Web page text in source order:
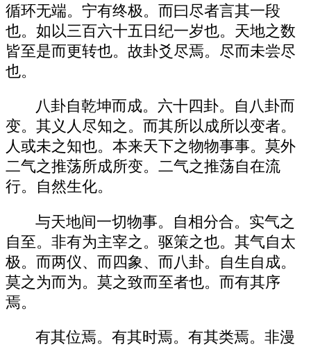
循环无端。宁有终极。而曰尽者言其一段
也。如以三百六十五日纪一岁也。天地之数
皆至是而更转也。故卦爻尽焉。尽而未尝尽
也。
八卦自乾坤而成。六十四卦。自八卦而
变。其义人尽知之。而其所以成所以变者。
人或未之知也。本来天下之物物事事。莫外
二气之推荡所成所变。二气之推荡自在流
行。自然生化。
与天地间一切物事。自相分合。实气之
自至。非有为主宰之。驱策之也。其气自太
极。而两仪、而四象、而八卦。自生自成。
莫之为而为。莫之致而至者也。而有其序
焉。
有其位焉。有其时焉。有其类焉。非漫